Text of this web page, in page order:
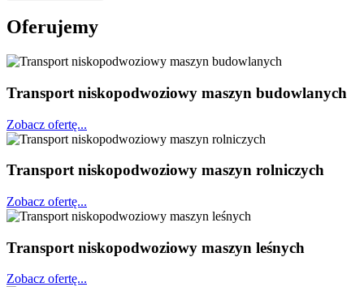
Oferujemy
Transport niskopodwoziowy maszyn budowlanych
Zobacz ofertę...
Transport niskopodwoziowy maszyn rolniczych
Zobacz ofertę...
Transport niskopodwoziowy maszyn leśnych
Zobacz ofertę...